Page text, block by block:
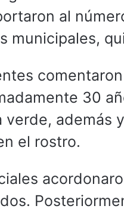
al
municipales,
30
verde, además
el rostro.